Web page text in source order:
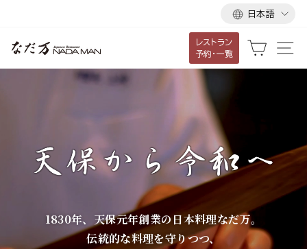
言
語
日本語
な
だ
レストラン
予約・一覧
カート
1830年、天保元年創業の日本料理なだ万。
伝統的な料理を守りつつ、